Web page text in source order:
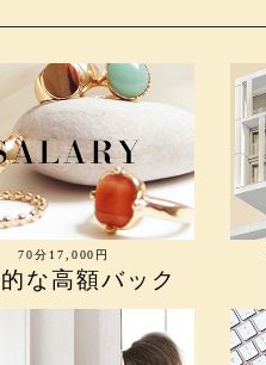
70分17,000円
な高額バック